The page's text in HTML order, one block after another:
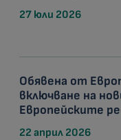
27 юли 2026
Обявена от
включване на
Европейските
22 април 2026